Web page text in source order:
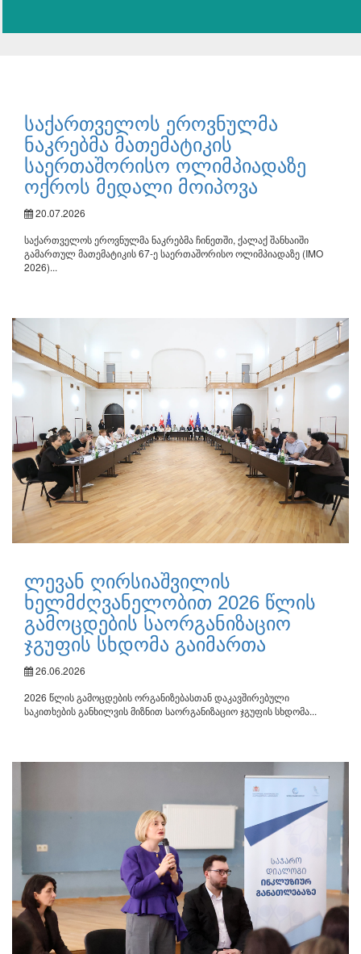
საქართველოს ეროვნულმა
ნაკრებმა მათემატიკის
საერთაშორისო ოლიმპიადაზე
ოქროს მედალი მოიპოვა
20.07.2026
საქართველოს ეროვნულმა ნაკრებმა ჩინეთში, ქალაქ შანხაიში
გამართულ მათემატიკის 67-ე საერთაშორისო ოლიმპიადაზე (IMO
2026)...
ლევან ღირსიაშვილის
ხელმძღვანელობით 2026 წლის
გამოცდების საორგანიზაციო
ჯგუფის სხდომა გაიმართა
26.06.2026
2026 წლის გამოცდების ორგანიზებასთან დაკავშირებული
საკითხების განხილვის მიზნით საორგანიზაციო ჯგუფის სხდომა...